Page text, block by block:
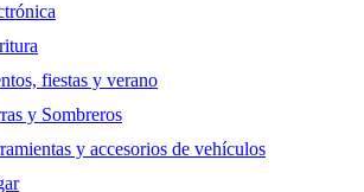
fiestas y verano
y Sombreros
y accesorios de vehículos